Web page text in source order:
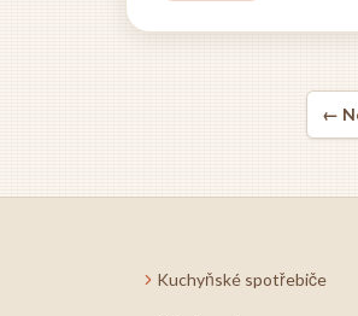
podmínky, které z ní dělají
←
Kuchyňské spotřebiče